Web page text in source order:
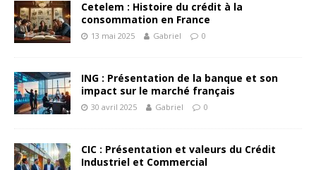
Cetelem : Histoire du crédit à la
consommation en France
13 mai 2025 Gabriel 0
ING : Présentation de la banque et son
impact sur le marché français
30 avril 2025 Gabriel 0
CIC : Présentation et valeurs du Crédit
Industriel et Commercial